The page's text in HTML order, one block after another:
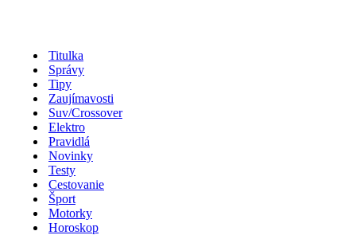
Titulka
Správy
Tipy
Zaujímavosti
Suv/Crossover
Elektro
Pravidlá
Novinky
Testy
Cestovanie
Šport
Motorky
Horoskop